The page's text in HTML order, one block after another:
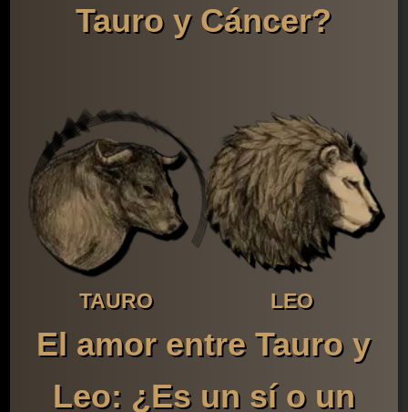
Tauro y Cáncer?
TAURO LEO
El amor entre Tauro y
Leo: ¿Es un sí o un